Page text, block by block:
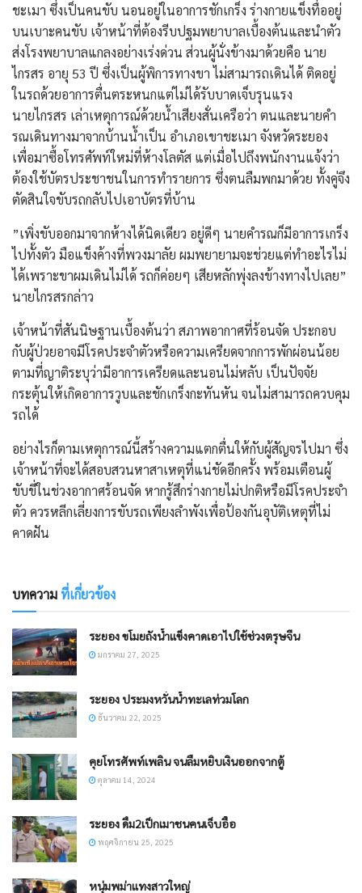
ชะเมา ซึ่งเป็นคนขับ นอนอยู่ในอาการชักเกร็ง ร่างกายแข็งทื่ออยู่
บนเบาะคนขับ เจ้าหน้าที่ต้องรีบปฐมพยาบาลเบื้องต้นและนำตัว
ส่งโรงพยาบาลแกลงอย่างเร่งด่วน ส่วนผู้นั่งข้างมาด้วยคือ นาย
ไกรสร อายุ 53 ปี ซึ่งเป็นผู้พิการทางขา ไม่สามารถเดินได้ ติดอยู่
ในรถด้วยอาการตื่นตระหนกแต่ไม่ได้รับบาดเจ็บรุนแรง
​นายไกรสร เล่าเหตุการณ์ด้วยน้ำเสียงสั่นเครือว่า ตนและนายคำ
รณเดินทางมาจากบ้านน้ำเป็น อำเภอเขาชะเมา จังหวัดระยอง
เพื่อมาซื้อโทรศัพท์ใหม่ที่ห้างโลตัส แต่เมื่อไปถึงพนักงานแจ้งว่า
ต้องใช้บัตรประชาชนในการทำรายการ ซึ่งตนลืมพกมาด้วย ทั้งคู่จึง
ตัดสินใจขับรถกลับไปเอาบัตรที่บ้าน
​”เพิ่งขับออกมาจากห้างได้นิดเดียว อยู่ดีๆ นายคำรณก็มีอาการเกร็ง
ไปทั้งตัว มือแข็งค้างที่พวงมาลัย ผมพยายามจะช่วยแต่ทำอะไรไม่
ได้เพราะขาผมเดินไม่ได้ รถก็ค่อยๆ เสียหลักพุ่งลงข้างทางไปเลย”
นายไกรสรกล่าว
​เจ้าหน้าที่สันนิษฐานเบื้องต้นว่า สภาพอากาศที่ร้อนจัด ประกอบ
กับผู้ป่วยอาจมีโรคประจำตัวหรือความเครียดจากการพักผ่อนน้อย
ตามที่ญาติระบุว่ามีอาการเครียดและนอนไม่หลับ เป็นปัจจัย
กระตุ้นให้เกิดอาการวูบและชักเกร็งกะทันหัน จนไม่สามารถควบคุม
รถได้
อย่างไรก็ตาม​เหตุการณ์นี้สร้างความแตกตื่นให้กับผู้สัญจรไปมา ซึ่ง
เจ้าหน้าที่จะได้สอบสวนหาสาเหตุที่แน่ชัดอีกครั้ง พร้อมเตือนผู้
ขับขี่ในช่วงอากาศร้อนจัด หากรู้สึกร่างกายไม่ปกติหรือมีโรคประจำ
ตัว ควรหลีกเลี่ยงการขับรถเพียงลำพังเพื่อป้องกันอุบัติเหตุที่ไม่
คาดฝัน
บทความที่เกี่ยวข้อง
ระยอง ขโมยถังน้ำแข็งคาดเอาไปใช้ช่วงตรุษจีน
มกราคม 27, 2025
ระยอง ประมงหวั่นน้ำทะเลท่วมโลก
ธันวาคม 22, 2025
คุยโทรศัพท์เพลิน จนลืมหยิบเงินออกจากตู้
ตุลาคม 14, 2024
ระยอง ดื่ม2เป็กเมาชนคนเจ็บอื้อ
พฤศจิกายน 25, 2025
หนุ่มพม่าแทงสาวใหญ่